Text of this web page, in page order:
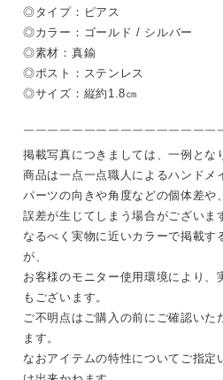
◎タイプ：ピアス
◎カラー：ゴールド / シルバー
◎素材：真鍮
◎ポスト：ステンレス
◎サイズ：縦約1.8㎝
￣￣￣￣￣￣￣￣￣￣￣￣￣￣￣￣
掲載写真につきましては、一例とな
商品は一点一点職人によるハンドメ
パーツの向きや角度などの個体差や
誤差が生じてしまう場合がございま
なるべく実物に近いカラーで掲載す
が、
お客様のモニター使用環境により、
もございます。
ご不明点はご購入の前にご確認いた
ます。
なおアイテムの特性についてご指定